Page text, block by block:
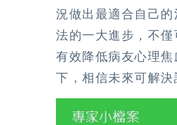
況做出最適合自己
法的一大進步，不
有效降低病友心理
下，相信未來可解決